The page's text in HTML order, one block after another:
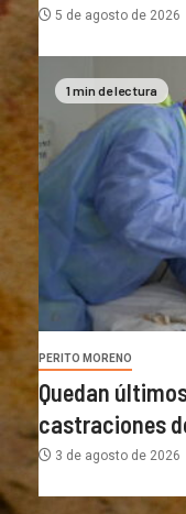
5 de agosto de 2026
1 min de lectura
PERITO MORENO
Quedan
castraciones
3 de agosto de 2026